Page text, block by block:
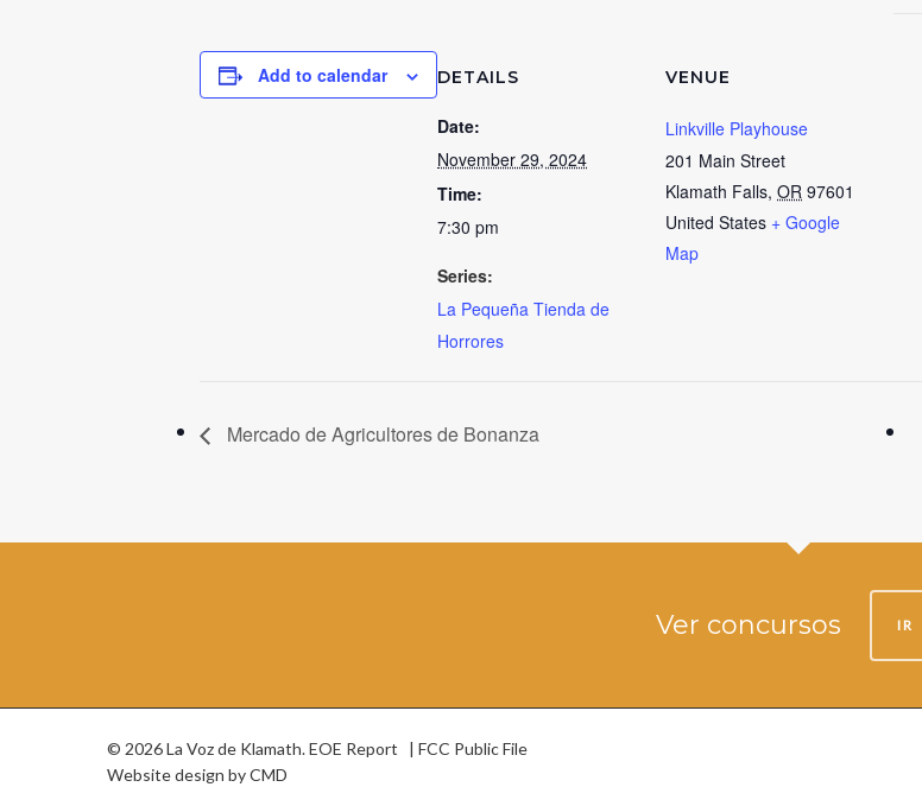
Add to calendar DETAILS
Date:
November 29, 2024
Time:
7:30 pm
Series:
La Pequeña Tienda de
Horrores
VENUE
Linkville Playhouse
201 Main Street
Klamath Falls, OR 97601
United States + Google
Map
Mercado de Agricultores de Bonanza
Ver concursos IR
© 2026 La Voz de Klamath.EOE Report | FCC Public File
Website design byCMD